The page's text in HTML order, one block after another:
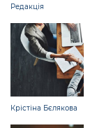
Редакція
Крістіна Бєлякова